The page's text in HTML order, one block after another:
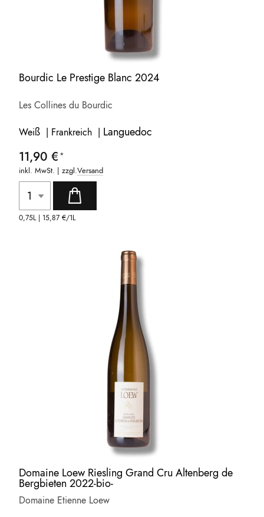
Bourdic Le Prestige Blanc 2024
Les Collines du Bourdic
Weiß | Frankreich | Languedoc
11,90 €
inkl. MwSt. | zzgl.Versand
0,75L | 15,87 €/1L
Domaine Loew Riesling Grand Cru Altenberg de
Bergbieten 2022-bio-
Domaine Etienne Loew